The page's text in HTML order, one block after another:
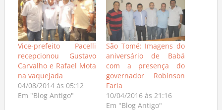
Vice-prefeito Pacelli
recepcionou Gustavo
Carvalho e Rafael Mota
na vaquejada
04/08/2014 às 05:12
Em "Blog Antigo"
São Tomé: Imagens do
aniversário de Babá
com a presença do
governador Robínson
Faria
10/04/2016 às 21:16
Em "Blog Antigo"